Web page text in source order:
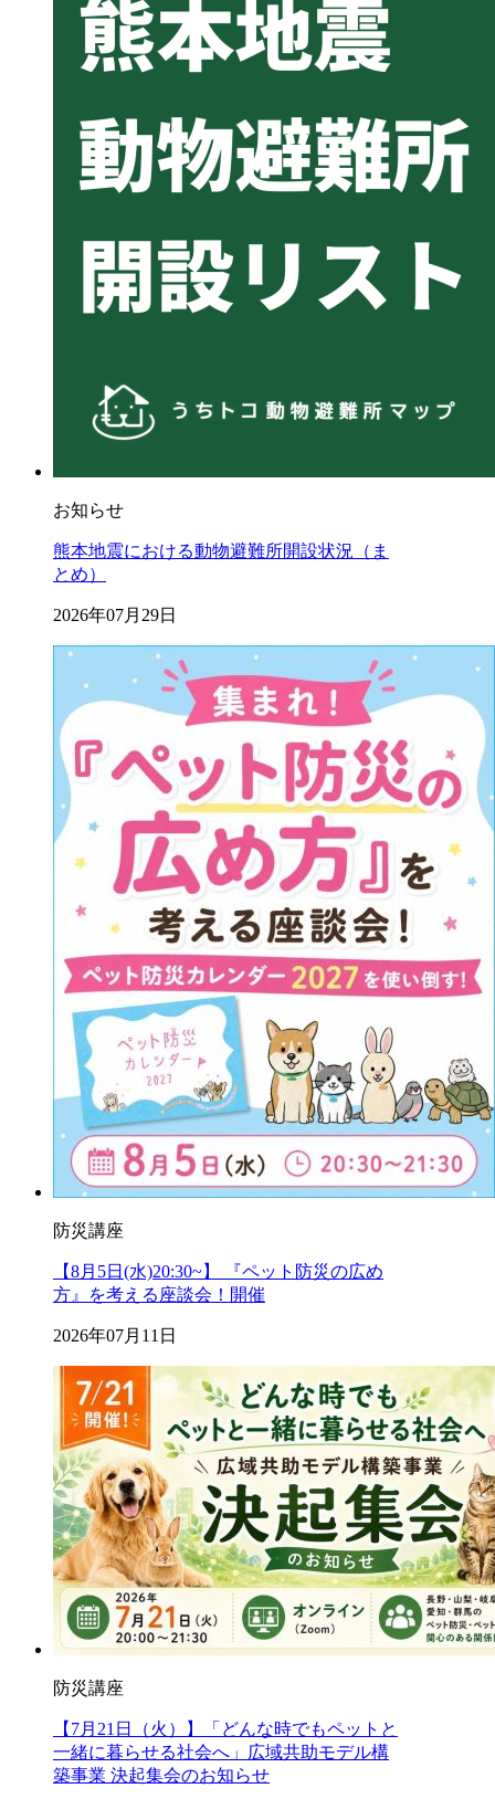
お知らせ
熊本地震における動物避難所開設状況（ま
とめ）
2026年07月29日
防災講座
【8月5日(水)20:30~】 『ペット防災の広め
方』を考える座談会！開催
2026年07月11日
防災講座
【7月21日（火）】「どんな時でもペットと
一緒に暮らせる社会へ」広域共助モデル構
築事業 決起集会のお知らせ